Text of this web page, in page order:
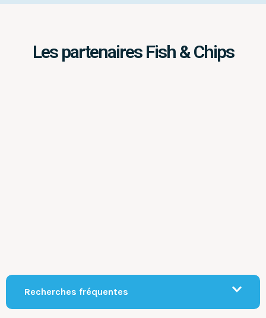
Les partenaires Fish & Chips
Recherches fréquentes